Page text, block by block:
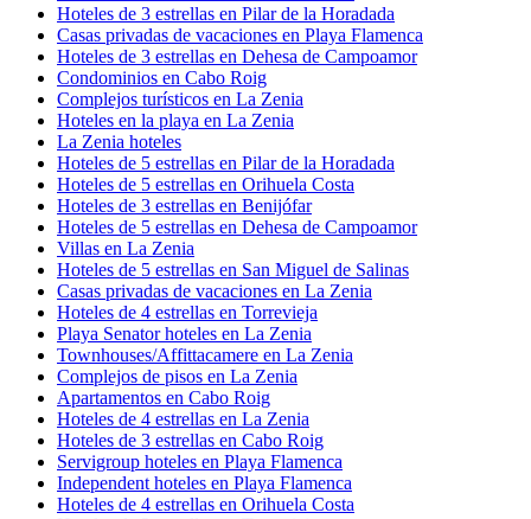
Hoteles de 3 estrellas en Pilar de la Horadada
Casas privadas de vacaciones en Playa Flamenca
Hoteles de 3 estrellas en Dehesa de Campoamor
Condominios en Cabo Roig
Complejos turísticos en La Zenia
Hoteles en la playa en La Zenia
La Zenia hoteles
Hoteles de 5 estrellas en Pilar de la Horadada
Hoteles de 5 estrellas en Orihuela Costa
Hoteles de 3 estrellas en Benijófar
Hoteles de 5 estrellas en Dehesa de Campoamor
Villas en La Zenia
Hoteles de 5 estrellas en San Miguel de Salinas
Casas privadas de vacaciones en La Zenia
Hoteles de 4 estrellas en Torrevieja
Playa Senator hoteles en La Zenia
Townhouses/Affittacamere en La Zenia
Complejos de pisos en La Zenia
Apartamentos en Cabo Roig
Hoteles de 4 estrellas en La Zenia
Hoteles de 3 estrellas en Cabo Roig
Servigroup hoteles en Playa Flamenca
Independent hoteles en Playa Flamenca
Hoteles de 4 estrellas en Orihuela Costa